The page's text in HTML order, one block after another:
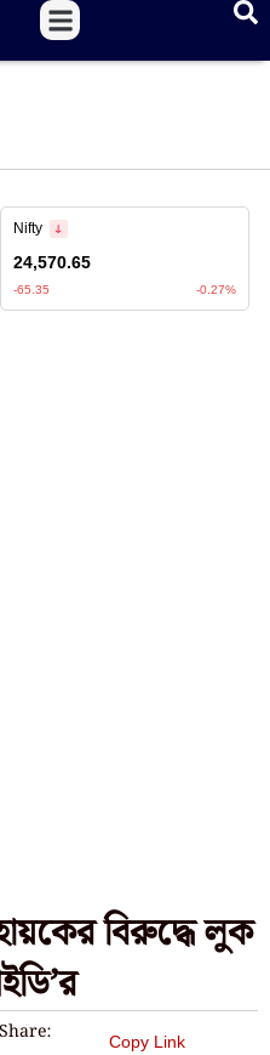
বিরুদ্ধে লুক
Share: Copy Link